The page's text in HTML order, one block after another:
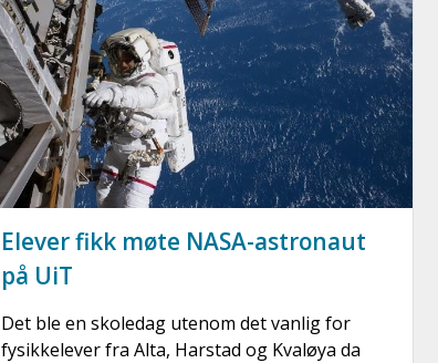
Elever fikk møte NASA-astronaut
på UiT
Det ble en skoledag utenom det vanlig for
fysikkelever fra Alta, Harstad og Kvaløya da